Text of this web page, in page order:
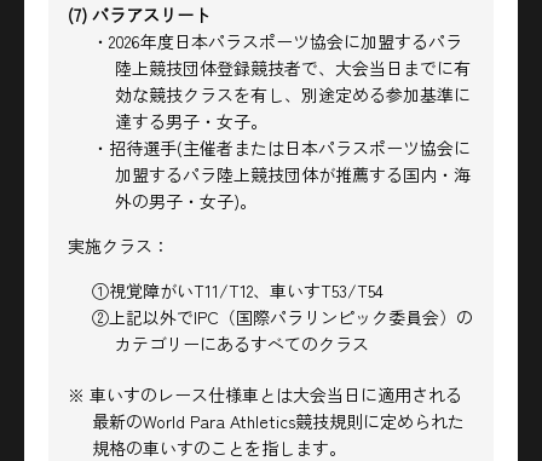
(7) パラアスリート
・2026年度日本パラスポーツ協会に加盟するパラ
陸上競技団体登録競技者で、 大会当日までに有
効な競技クラスを有し、別途定める参加基準に
達する男子・女子。
・招待選手(主催者または日本パラスポーツ協会に
加盟するパラ陸上競技団体が推薦する国内・海
外の男子・女子)。
実施クラス：
①視覚障がいT11/T12、車いすT53/T54
②上記以外でIPC（国際パラリンピック委員会）の
カテゴリーにあるすべてのクラス
※ 車いすのレース仕様車とは大会当日に適用される
最新のWorld Para Athletics競技規則に定められた
規格の車いすのことを指します。